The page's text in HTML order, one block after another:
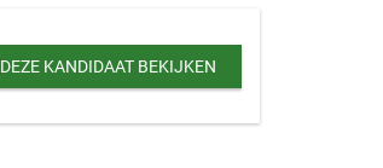
DEZE KANDIDAAT BEKIJKEN